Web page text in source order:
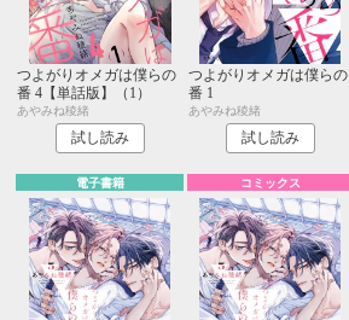
つよがりオメガは僕らの
番 4【単話版】（1）
あやみね稜緒
試し読み
つよがりオメガは僕らの
番 1
あやみね稜緒
試し読み
電子書籍 コミックス